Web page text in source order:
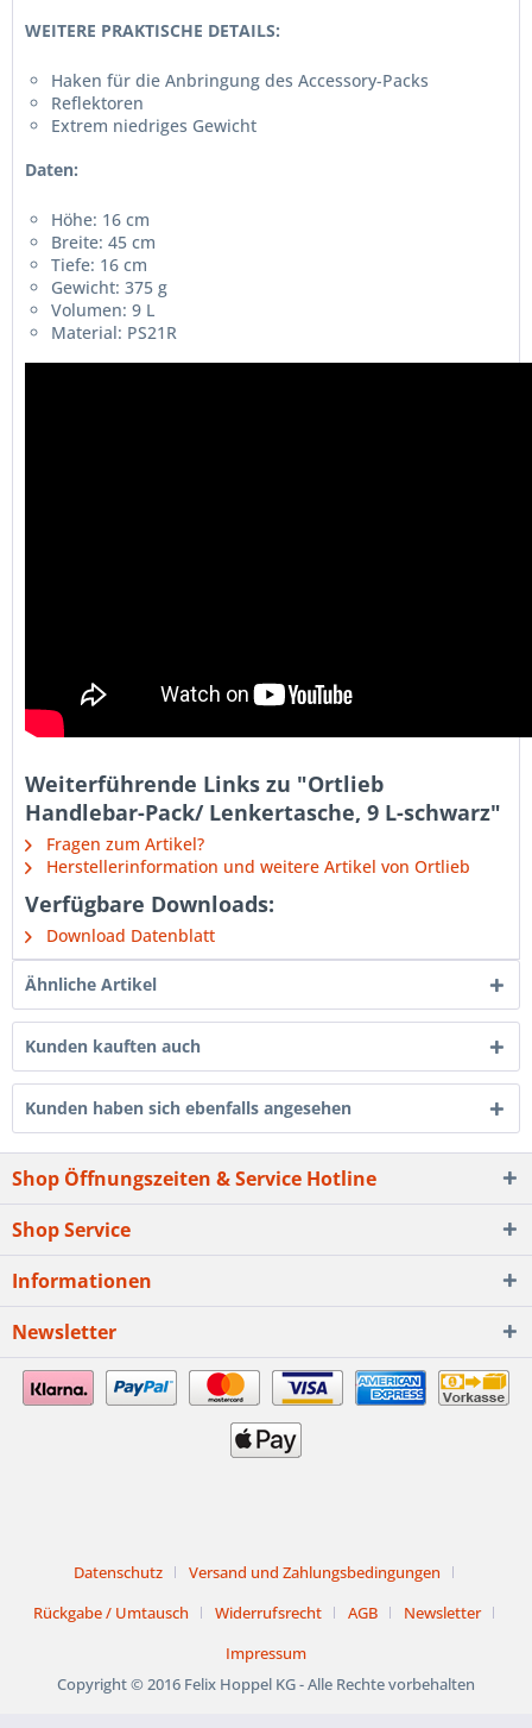
WEITERE PRAKTISCHE DETAILS:
Haken für die Anbringung des Accessory-Packs
Reflektoren
Extrem niedriges Gewicht
Daten:
Höhe: 16 cm
Breite: 45 cm
Tiefe: 16 cm
Gewicht: 375 g
Volumen: 9 L
Material: PS21R
Weiterführende Links zu "Ortlieb
Handlebar-Pack/ Lenkertasche, 9 L-schwarz"
Fragen zum Artikel?
Herstellerinformation und weitere Artikel von Ortlieb
Verfügbare Downloads:
Download Datenblatt
Ähnliche Artikel
Kunden kauften auch
Kunden haben sich ebenfalls angesehen
Shop Öffnungszeiten & Service Hotline
Shop Service
Informationen
Newsletter
Datenschutz
Versand und Zahlungsbedingungen
Rückgabe / Umtausch
Widerrufsrecht AGB
Newsletter
Impressum
Copyright © 2016 Felix Hoppel KG - Alle Rechte vorbehalten